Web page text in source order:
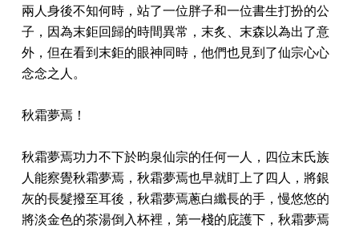
兩人身後不知何時，站了一位胖子和一位書生打扮的公
子，因為末鉅回歸的時間異常，末炙、末森以為出了意
外，但在看到末鉅的眼神同時，他們也見到了仙宗心心
念念之人。
秋霜夢焉！
秋霜夢焉功力不下於昀泉仙宗的任何一人，四位末氏族
人能察覺秋霜夢焉，秋霜夢焉也早就盯上了四人，將銀
灰的長髮撥至耳後，秋霜夢焉蔥白纖長的手，慢悠悠的
將淡金色的茶湯倒入杯裡，第一棧的庇護下，秋霜夢焉